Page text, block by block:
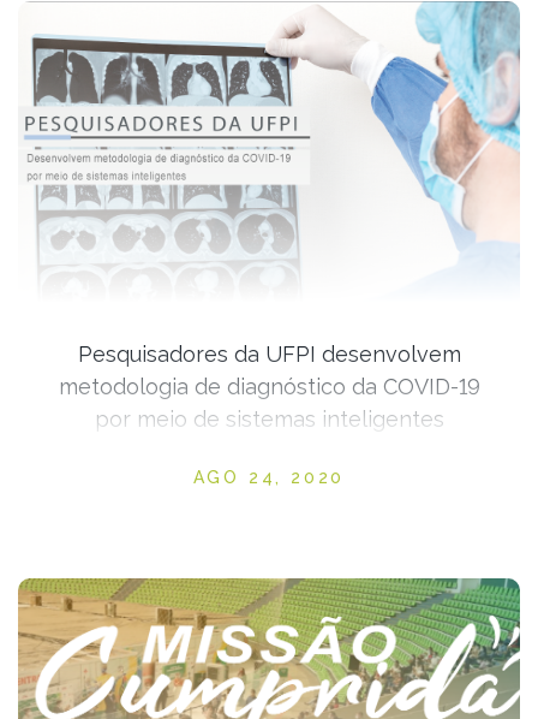
Pesquisadores da UFPI desenvolvem
metodologia de diagnóstico da COVID-19
por meio de sistemas inteligentes
Posted on
AGO 24, 2020